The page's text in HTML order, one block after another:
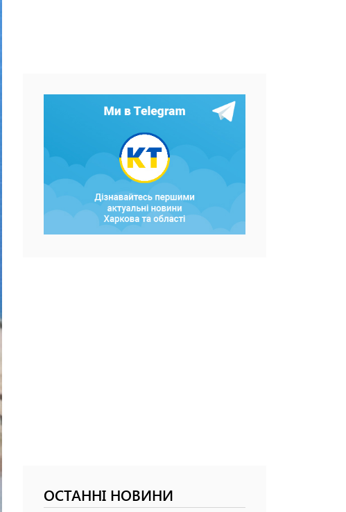
ОСТАННІ НОВИНИ